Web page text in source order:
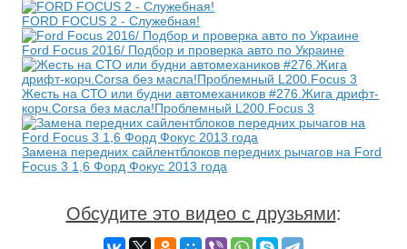
FORD FOCUS 2 - Cлужебная!
Ford Focus 2016/ Подбор и проверка авто по Украине
Жесть на СТО или будни автомехаников #276.Жига дрифт-
корч.Corsa без масла!Проблемный L200.Focus 3
Замена передних сайлентблоков передних рычагов на Ford
Focus 3 1,6 Форд Фокус 2013 года
Обсудите это видео с друзьями: